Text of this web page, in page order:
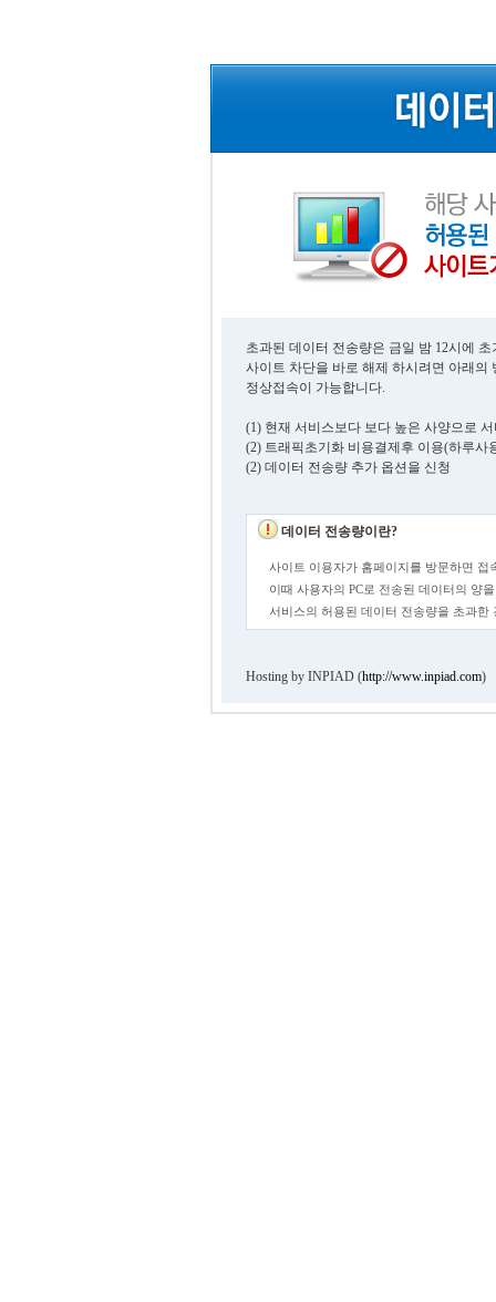
초과된 데이터 전송량은 금일 밤 12시에
사이트 차단을 바로 해제 하시려면 아래의
정상접속이 가능합니다.
(1) 현재 서비스보다 보다 높은 사양으로
(2) 트래픽초기화 비용결제후 이용(하루사
(2) 데이터 전송량 추가 옵션을 신청
데이터 전송량이란?
사이트 이용자가 홈페이지를 방문하면 접
이때 사용자의 PC로 전송된 데이터의 양
서비스의 허용된 데이터 전송량을 초과
Hosting by INPIAD (http://www.inpiad.com)